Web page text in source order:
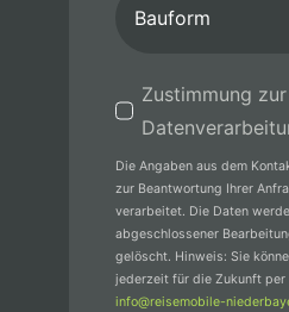
Zustimmung zur
Die Angaben aus dem
zur Beantwortung Ihrer
verarbeitet. Die Daten
abgeschlossener
gelöscht. Hinweis: Sie
jederzeit für die Zukunft per
info@reisemobile-